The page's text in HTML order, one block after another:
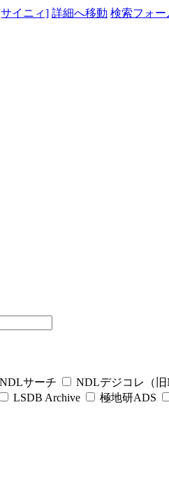
イニィ] 詳細へ移動 検索フォー
NDLサーチ NDLデジコレ（旧
LSDB Archive 極地研ADS